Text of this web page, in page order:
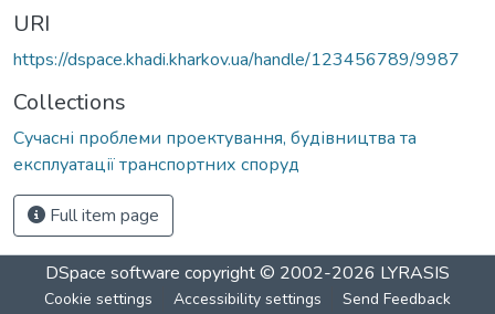
URI
https://dspace.khadi.kharkov.ua/handle/123456789/9987
Collections
Сучасні проблеми проектування, будівництва та
експлуатації транспортних споруд
Full item page
DSpace software copyright © 2002-2026 LYRASIS
Cookie settings Accessibility settings Send Feedback